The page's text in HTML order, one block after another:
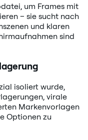
um Frames mit
– sie sucht nach
und klaren
sind
isoliert wurde,
virale
Markenvorlagen
Optionen zu